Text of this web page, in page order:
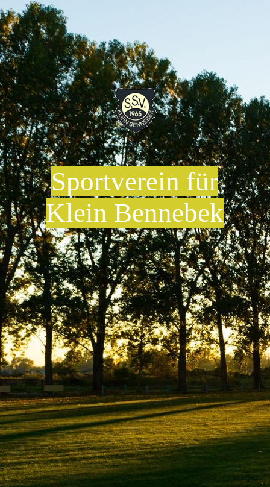
Sportverein für
Klein Bennebek